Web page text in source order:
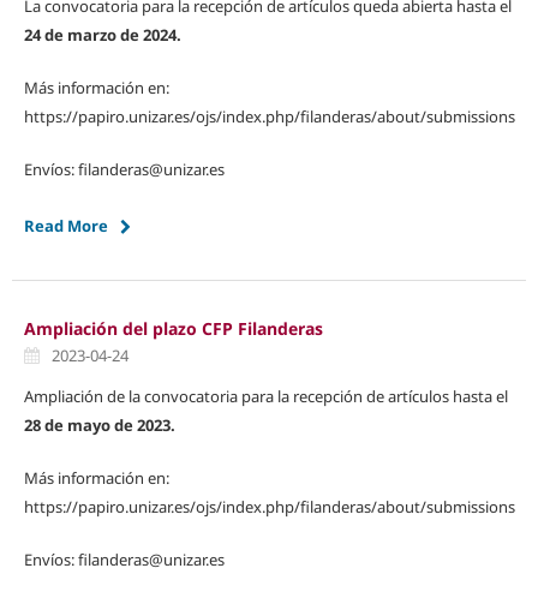
La convocatoria para la recepción de artículos queda abierta hasta el
24 de marzo de 2024.
Más información en:
https://papiro.unizar.es/ojs/index.php/filanderas/about/submissions
Envíos: filanderas@unizar.es
Read More
Ampliación del plazo CFP Filanderas
2023-04-24
Ampliación de la convocatoria para la recepción de artículos hasta el
28 de mayo de 2023.
Más información en:
https://papiro.unizar.es/ojs/index.php/filanderas/about/submissions
Envíos: filanderas@unizar.es